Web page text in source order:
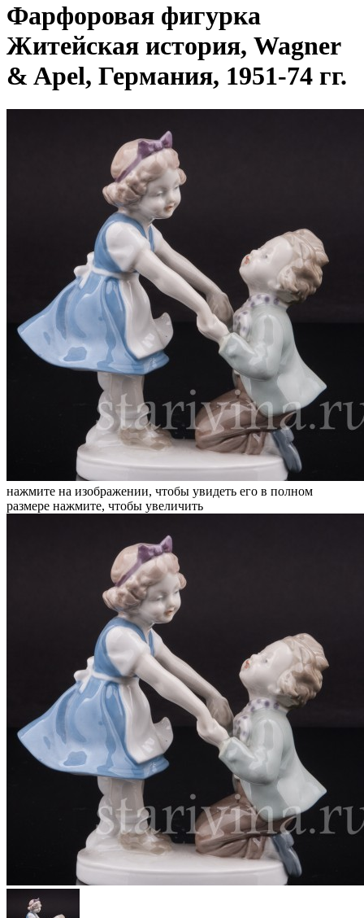
Фарфоровая фигурка
Житейская история, Wagner
& Apel, Германия, 1951-74 гг.
нажмите на изображении, чтобы увидеть его в полном
размере нажмите, чтобы увеличить